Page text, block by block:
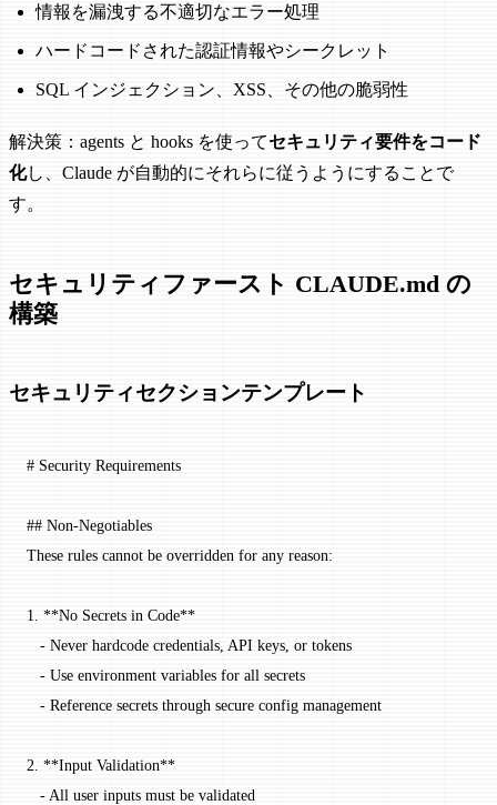
情報を漏洩する不適切なエラー処理
ハードコードされた認証情報やシークレット
SQL インジェクション、XSS、その他の脆弱性
解決策：agents と hooks を使ってセキュリティ要件をコード
化し、Claude が自動的にそれらに従うようにすることで
す。
セキュリティファースト CLAUDE.md の
構築
セキュリティセクションテンプレート
# Security Requirements
## Non-Negotiables
These rules cannot be overridden for any reason:
1.
**No Secrets in Code**
   -
Never hardcode credentials, API keys, or tokens
   -
Use environment variables for all secrets
   -
Reference secrets through secure config management
2. **Input Validation**
   -
All user inputs must be validated